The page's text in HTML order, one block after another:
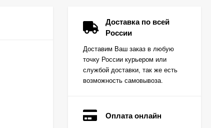
Доставка по всей
России
Доставим Ваш заказ в любую
точку России курьером или
службой доставки, так же есть
возможность самовывоза.
Оплата онлайн